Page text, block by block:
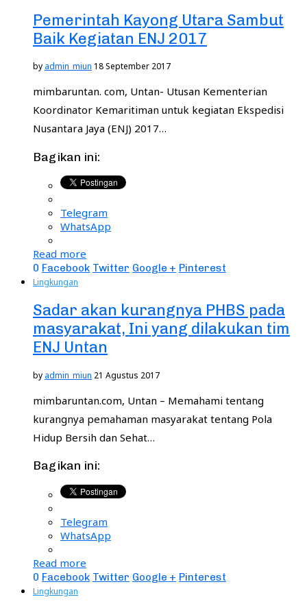
Pemerintah Kayong Utara Sambut
Baik Kegiatan ENJ 2017
by admin_miun 18 September 2017
mimbaruntan. com, Untan- Utusan Kementerian
Koordinator Kemaritiman untuk kegiatan Ekspedisi
Nusantara Jaya (ENJ) 2017…
Bagikan ini:
Telegram
WhatsApp
Read more
0 Facebook Twitter Google + Pinterest
Lingkungan
Sadar akan kurangnya PHBS pada
masyarakat, Ini yang dilakukan tim
ENJ Untan
by admin_miun 21 Agustus 2017
mimbaruntan.com, Untan – Memahami tentang
kurangnya pemahaman masyarakat tentang Pola
Hidup Bersih dan Sehat…
Bagikan ini:
Telegram
WhatsApp
Read more
0 Facebook Twitter Google + Pinterest
Lingkungan